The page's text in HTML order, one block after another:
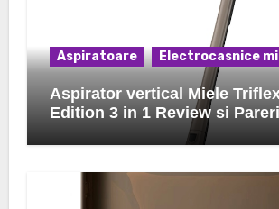
Aspiratoare Electrocasnice
Aspirator vertical Miele
Edition 3 in 1 Review si Pareri